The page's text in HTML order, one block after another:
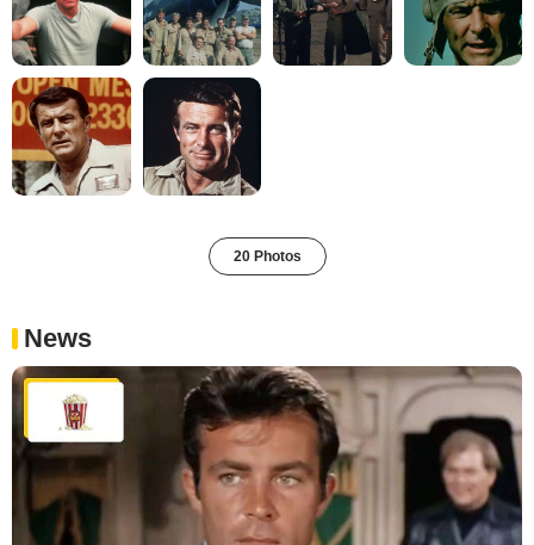
20 Photos
News